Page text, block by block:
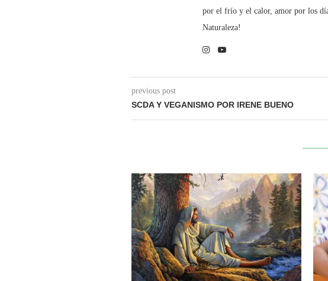
por el frío y el calor, amor por los
Naturaleza!
previous post
SCDA Y VEGANISMO POR IRENE BUENO